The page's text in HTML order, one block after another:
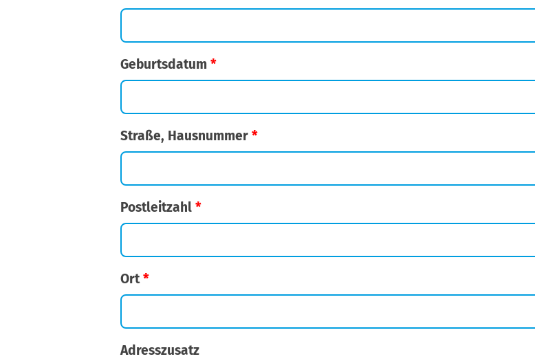
Geburtsdatum*
Straße, Hausnummer*
Postleitzahl*
Ort*
Adresszusatz